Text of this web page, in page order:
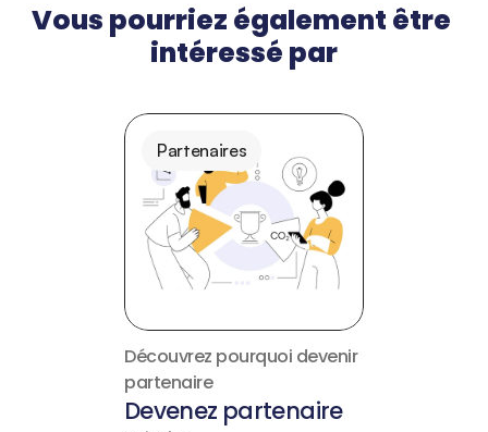
Vous pourriez également être
intéressé par
Partenaires
Découvrez pourquoi devenir
partenaire
Devenez partenaire